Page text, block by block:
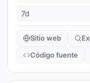
7d
Sitio web
Código fuente